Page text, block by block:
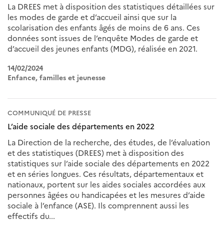
La DREES met à disposition des statistiques détaillées sur
les modes de garde et d’accueil ainsi que sur la
scolarisation des enfants âgés de moins de 6 ans. Ces
données sont issues de l’enquête Modes de garde et
d’accueil des jeunes enfants (MDG), réalisée en 2021.
14/02/2024
Enfance, familles et jeunesse
COMMUNIQUÉ DE PRESSE
L’aide sociale des départements en 2022
La Direction de la recherche, des études, de l’évaluation
et des statistiques (DREES) met à disposition des
statistiques sur l’aide sociale des départements en 2022
et en séries longues. Ces résultats, départementaux et
nationaux, portent sur les aides sociales accordées aux
personnes âgées ou handicapées et les mesures d’aide
sociale à l’enfance (ASE). Ils comprennent aussi les
effectifs du...